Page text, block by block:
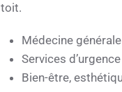
toit.
Médecine
Services d’urgence
Bien-être,